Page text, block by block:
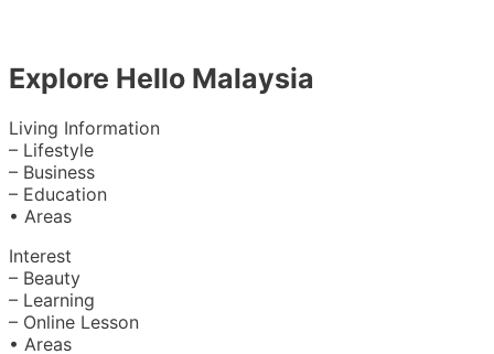
Explore Hello Malaysia
Living Information
– Lifestyle
– Business
– Education
• Areas
Interest
– Beauty
– Learning
– Online Lesson
• Areas